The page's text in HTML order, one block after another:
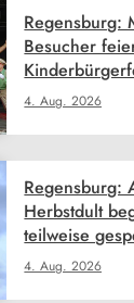
4. Aug. 2026
Regensburg:
Besucher
4. Aug. 2026
Regensburg:
Herbstdult
teilweise